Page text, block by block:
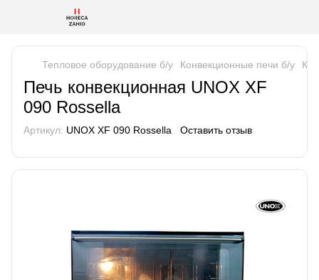
Тепловое оборудование б/у Конвекционные печи б/у
Печь конвекционная UNOX XF
090 Rossella
Артикул: UNOX XF 090 Rossella Оставить отзыв